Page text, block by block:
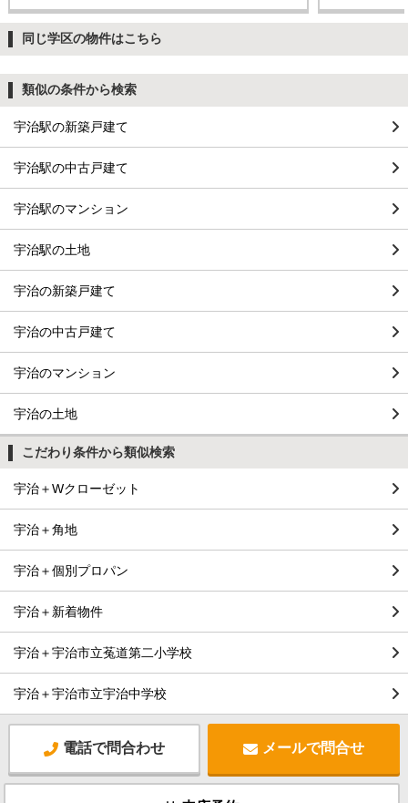
同じ学区の物件はこちら
類似の条件から検索
宇治駅の新築戸建て
宇治駅の中古戸建て
宇治駅のマンション
宇治駅の土地
宇治の新築戸建て
宇治の中古戸建て
宇治のマンション
宇治の土地
こだわり条件から類似検索
宇治＋Wクローゼット
宇治＋角地
宇治＋個別プロパン
宇治＋新着物件
宇治＋宇治市立菟道第二小学校
宇治＋宇治市立宇治中学校
電話で問合わせ メールで問合せ